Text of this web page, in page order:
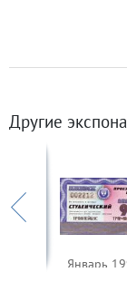
Другие
Январь